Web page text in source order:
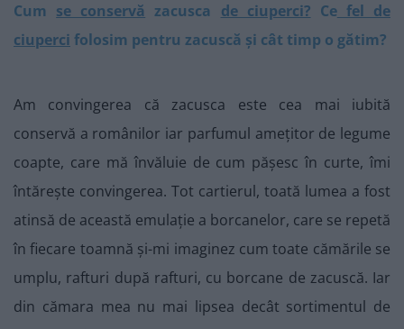
Cum se conservă zacusca de ciuperci? Cefel de
ciuperci folosim pentru zacuscă și cât timp o gătim?
Am convingerea că zacusca este cea mai iubită
conservă a românilor iar parfumul amețitor de legume
coapte, care mă învăluie de cum pășesc în curte, îmi
întărește convingerea. Tot cartierul, toată lumea a fost
atinsă de această emulație a borcanelor, care se repetă
în fiecare toamnă și-mi imaginez cum toate cămările se
umplu, rafturi după rafturi, cu borcane de zacuscă. Iar
din cămara mea nu mai lipsea decât sortimentul de